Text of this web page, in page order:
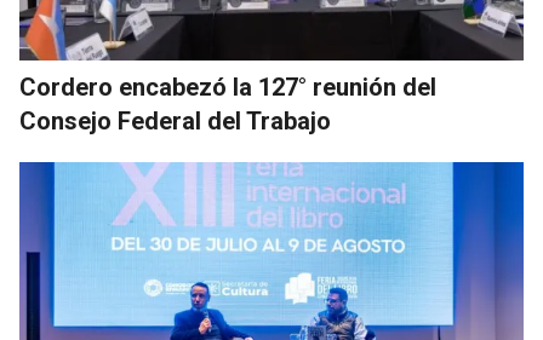
Cordero encabezó la 127° reunión del
Consejo Federal del Trabajo